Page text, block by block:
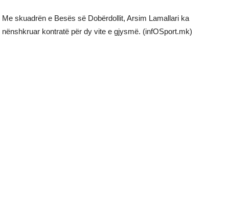
Me skuadrën e Besës së Dobërdollit, Arsim Lamallari ka
nënshkruar kontratë për dy vite e gjysmë. (infOSport.mk)